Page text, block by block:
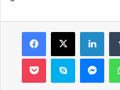
Facebook
X
Pocket Skype